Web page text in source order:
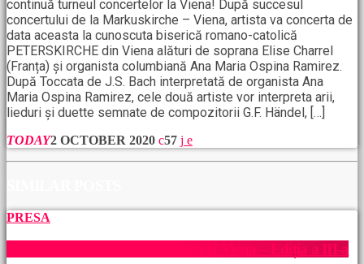
continuă turneul concertelor la Viena! După succesul
concertului de la Markuskirche – Viena, artista va concerta de
data aceasta la cunoscuta biserică romano-catolică
PETERSKIRCHE din Viena alături de soprana Elise Charrel
(Franța) și organista columbiană Ana Maria Ospina Ramirez.
După Toccata de J.S. Bach interpretată de organista Ana
Maria Ospina Ramirez, cele două artiste vor interpreta arii,
lieduri și duette semnate de compozitorii G.F. Händel, […]
TODAY2 OCTOBER 2020 57
PRESA
Toamna Culturală Românească la Viena – Ediția a III-a